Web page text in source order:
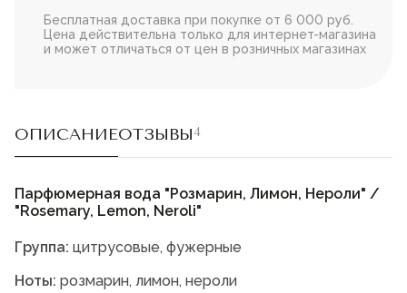
Бесплатная доставка при покупке от 6 000 руб.
Цена действительна только для интернет-магазина
и может отличаться от цен в розничных магазинах
ОПИСАНИЕОТЗЫВЫ4
Парфюмерная вода "Розмарин, Лимон, Нероли" /
"Rosemary, Lemon, Neroli"
Группа: цитрусовые, фужерные
Ноты: розмарин, лимон, нероли